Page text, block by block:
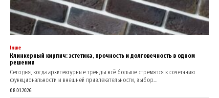
Інше
Клинкерный кирпич: эстетика, прочность и долговечность в одном
решении
Сегодня, когда архитектурные тренды всё больше стремятся к сочетанию
функциональности и внешней привлекательности, выбор...
08.01.2026